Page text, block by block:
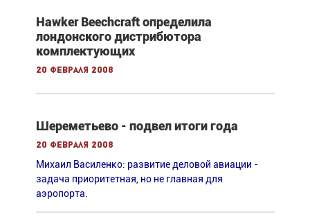
Hawker Beechcraft определила
лондонского дистрибютора
комплектующих
20 февраля 2008
Шереметьево - подвел итоги года
20 февраля 2008
Михаил Василенко: развитие деловой авиации -
задача приоритетная, но не главная для
аэропорта.